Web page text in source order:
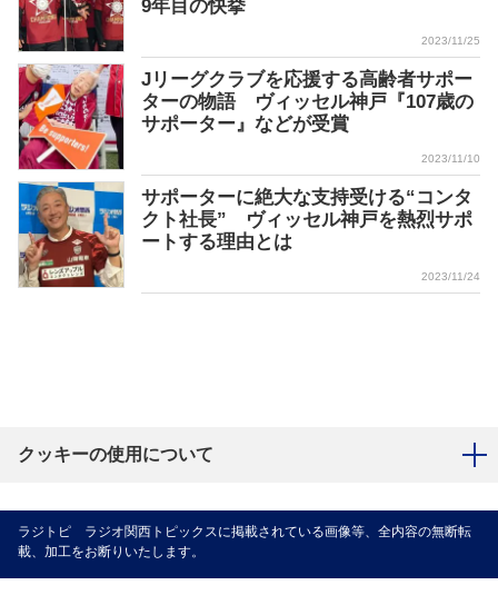
9年目の快挙
2023/11/25
Jリーグクラブを応援する高齢者サポー
ターの物語 ヴィッセル神戸『107歳の
サポーター』などが受賞
2023/11/10
サポーターに絶大な支持受ける“コンタ
クト社長” ヴィッセル神戸を熱烈サポ
ートする理由とは
2023/11/24
クッキーの使用について
ラジトピ ラジオ関西トピックスに掲載されている画像等、全内容の無断転
載、加工をお断りいたします。